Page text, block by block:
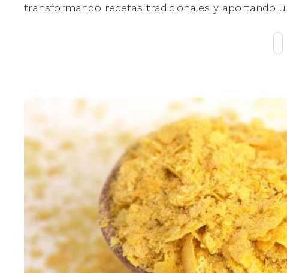
transformando recetas tradicionales y aportando